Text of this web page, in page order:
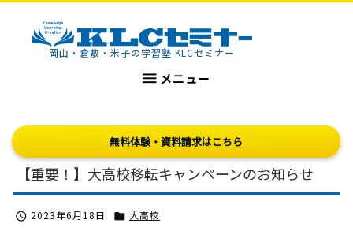
KLCセミナー岡山・倉敷・米子の学習塾 KLCセミナー
 メニュー
無料体験・資料請求はこちら
【重要！】大高校移転キャンペーンのお知らせ
 2023年6月18日  大高校